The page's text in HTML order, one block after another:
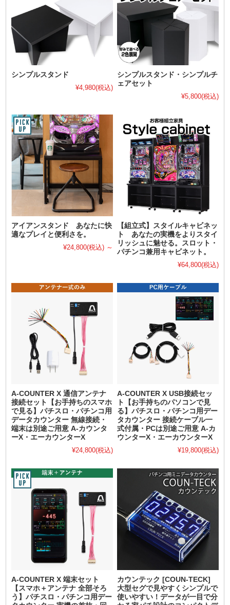
シンプルスタンド
¥4,980(税込)
シンプルスタンド・シンプルチ
ェアセット
¥5,800(税込)
アイアンスタンド あなたに快
適なプレイと便利さを。
¥24,800(税込) ～
【組立式】スタイルキャビネッ
ト あなたの実機をよりスタイ
リッシュに魅せる。スロット・
パチンコ兼用キャビネット。
¥64,800(税込)
A-COUNTER X 通信アンテナ
接続セット【お手持ちのスマホ
で見る】パチスロ・パチンコ用
データカウンター 無線接続・
端末は別途ご用意 A-カウンタ
ーX・エーカウンターX
¥24,800(税込)
A-COUNTER X USB接続セッ
ト【お手持ちのパソコンで見
る】パチスロ・パチンコ用デー
タカウンター 接続ケーブル一
式付属・PCは別途ご用意 A-カ
ウンターX・エーカウンターX
¥19,800(税込)
A-COUNTER X 端末セット
【スマホ＋アンテナ 全部そろ
う】パチスロ・パチンコ用デー
カウンテック [COUN-TECK]
大型セグで見やすくシンプルで
使いやすい！データが一目で分